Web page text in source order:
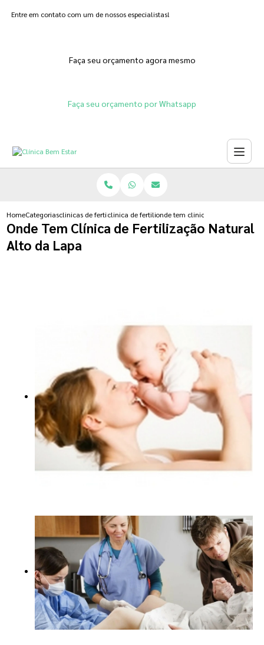
Entre em contato com um de nossos especialistas!
Faça seu orçamento agora mesmo
Faça seu orçamento por Whatsapp
HomeCategoriasclinicas de fertilizacoesclinica de fertilizacao assistidaonde tem clinica de fertilizacao
Onde Tem Clínica de Fertilização Natural
Alto da Lapa